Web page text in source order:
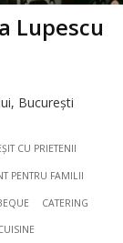
Lupescu
București
CU PRIETENII
PENTRU FAMILII
CATERING